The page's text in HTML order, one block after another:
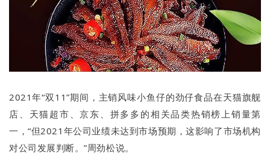
2021年“双11”期间，主销风味小鱼仔的劲仔食品在天猫旗舰
店、天猫超市、京东、拼多多的相关品类热销榜上销量第
一，“但2021年公司业绩未达到市场预期，这影响了市场机构
对公司发展判断。”周劲松说。